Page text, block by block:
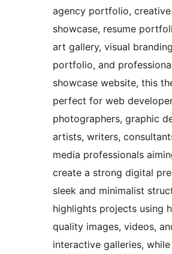
agency portfolio,
showcase, resume
art gallery, visual branding
portfolio, and
showcase website, this
perfect for web
photographers, graphic
artists, writers,
media professionals
create a strong digital
sleek and minimalist
highlights projects using
quality images, videos,
interactive galleries,